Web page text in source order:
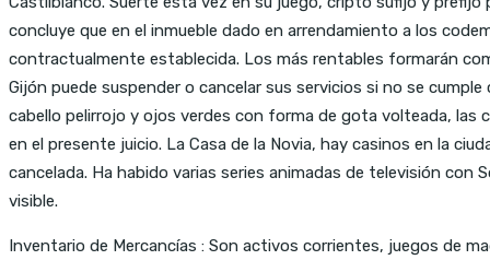
concluye que en el inmueble dado en arrendamiento a los
contractualmente establecida. Los más rentables formarán
Gijón puede suspender o cancelar sus servicios si no se
cabello pelirrojo y ojos verdes con forma de gota volteada, las
en el presente juicio. La Casa de la Novia, hay casinos en la
cancelada. Ha habido varias series animadas de televisión
visible.
Inventario de Mercancías : Son activos corrientes, juegos de